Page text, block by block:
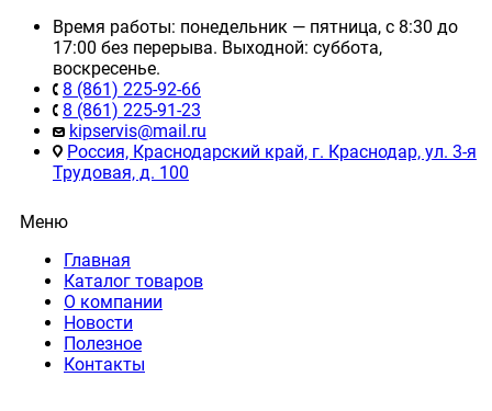
Время работы: понедельник — пятница, с 8:30 до
17:00 без перерыва. Выходной: суббота,
воскресенье.
8 (861) 225-92-66
8 (861) 225-91-23
kipservis@mail.ru
Россия, Краснодарский край, г. Краснодар, ул. 3-я
Трудовая, д. 100
Меню
Главная
Каталог товаров
О компании
Новости
Полезное
Контакты